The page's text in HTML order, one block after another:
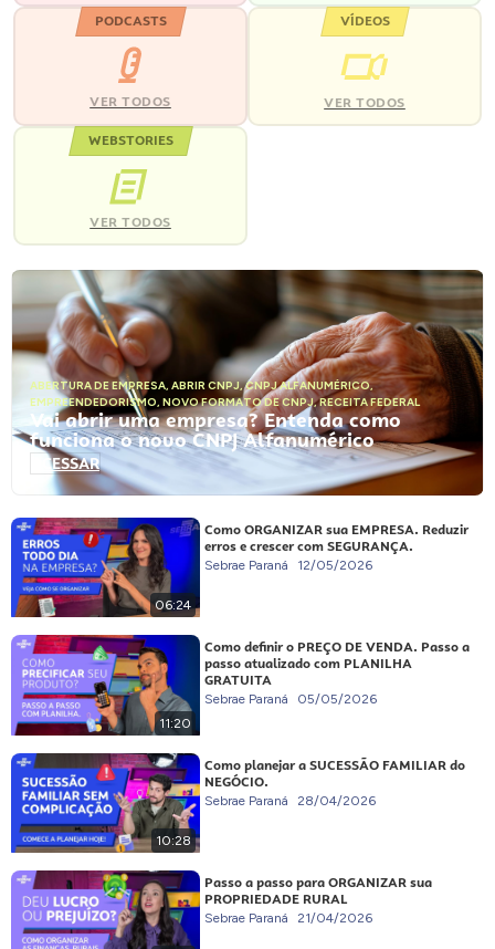
PODCASTS
VER TODOS
VÍDEOS
VER TODOS
WEBSTORIES
VER TODOS
ABERTURA DE EMPRESA, ABRIR CNPJ,CNPJ ALFANUMÉRICO,
EMPREENDEDORISMO, NOVO FORMATO DE CNPJ,RECEITA FEDERAL
Vai abrir uma empresa? Entenda como
funciona o novo CNPJ Alfanumérico
ACESSAR
06:24
Como ORGANIZAR sua EMPRESA. Reduzir
erros e crescer com SEGURANÇA.
Sebrae Paraná 12/05/2026
11:20
Como definir o PREÇO DE VENDA. Passo a
passo atualizado com PLANILHA
GRATUITA
Sebrae Paraná 05/05/2026
10:28
Como planejar a SUCESSÃO FAMILIAR do
NEGÓCIO.
Sebrae Paraná 28/04/2026
Passo a passo para ORGANIZAR sua
PROPRIEDADE RURAL
Sebrae Paraná 21/04/2026